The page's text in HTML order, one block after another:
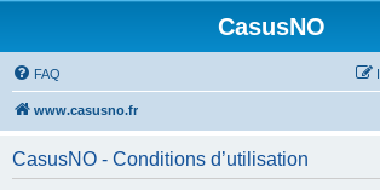
CasusNO
FAQ
www.casusno.fr
CasusNO - Conditions d’utilisation